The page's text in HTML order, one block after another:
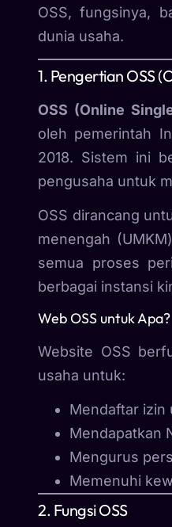
OSS, fungsinya,
dunia usaha.
1. Pengertian OSS
OSS (Online
oleh pemerintah
2018. Sistem ini
pengusaha untuk
OSS dirancang
menengah
semua proses
berbagai instansi
Web OSS untuk Apa?
Website OSS
usaha untuk:
Mendaftar izin
Mendapatkan
Mengurus
Memenuhi
2. Fungsi OSS